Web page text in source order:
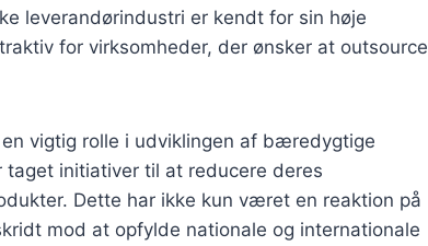
leverandørindustri er kendt for sin høje
for virksomheder, der ønsker at outsource
vigtig rolle i udviklingen af bæredygtige
taget initiativer til at reducere deres
Dette har ikke kun været en reaktion på
mod at opfylde nationale og internationale